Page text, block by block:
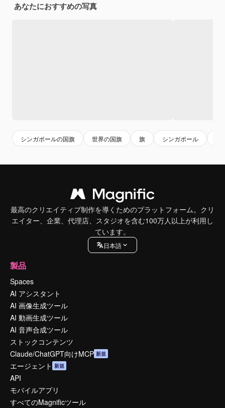
あなたにおすすめの写真
シンガポールの国旗 世界の国旗 旗 シンガポール
最高のクリエイティブ制作を導くためのプラットフォーム。クリ
エイター、企業、代理店、スタジオを含む100万人以上が利用し
ています。
日本語
製品
Spaces
AI アシスタント
AI 画像生成ツール
AI 動画生成ツール
AI 音声合成ツール
ストックコンテンツ
Claude/ChatGPT向けMCP 新規
エージェント 新規
API
モバイルアプリ
すべてのMagnificツール